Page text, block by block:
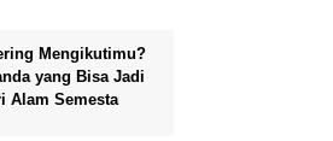
Mengikutimu?
yang Bisa Jadi
Alam Semesta